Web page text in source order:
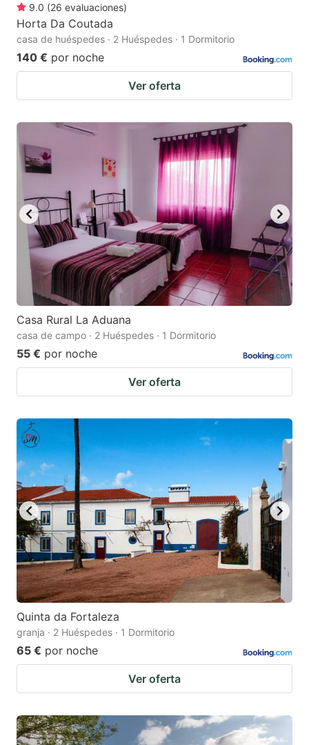
9.0 (26 evaluaciones)
Horta Da Coutada
casa de huéspedes · 2 Huéspedes · 1 Dormitorio
140 € por noche
Ver oferta
Casa Rural La Aduana
casa de campo · 2 Huéspedes · 1 Dormitorio
55 € por noche
Ver oferta
Quinta da Fortaleza
granja · 2 Huéspedes · 1 Dormitorio
65 € por noche
Ver oferta